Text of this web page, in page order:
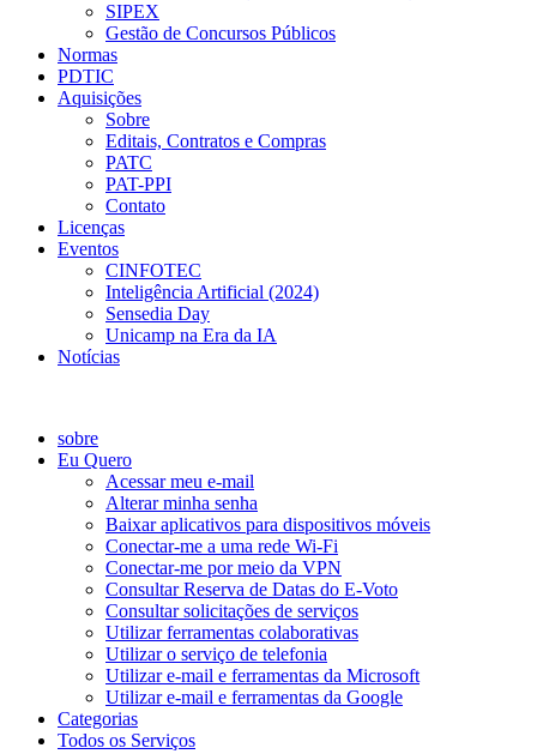
SIPEX
Gestão de Concursos Públicos
Normas
PDTIC
Aquisições
Sobre
Editais, Contratos e Compras
PATC
PAT-PPI
Contato
Licenças
Eventos
CINFOTEC
Inteligência Artificial (2024)
Sensedia Day
Unicamp na Era da IA
Notícias
sobre
Eu Quero
Acessar meu e-mail
Alterar minha senha
Baixar aplicativos para dispositivos móveis
Conectar-me a uma rede Wi-Fi
Conectar-me por meio da VPN
Consultar Reserva de Datas do E-Voto
Consultar solicitações de serviços
Utilizar ferramentas colaborativas
Utilizar o serviço de telefonia
Utilizar e-mail e ferramentas da Microsoft
Utilizar e-mail e ferramentas da Google
Categorias
Todos os Serviços